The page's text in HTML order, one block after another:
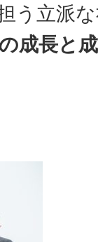
う立派
成長と